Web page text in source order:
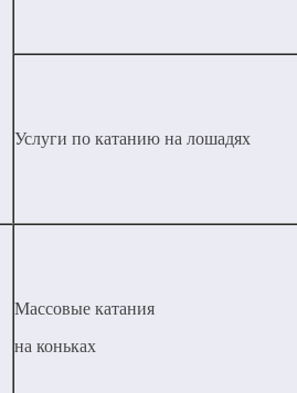
Услуги по катанию на лошадях
Массовые катания
на коньках